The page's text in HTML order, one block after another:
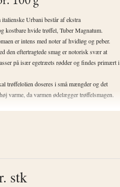
Urbani består af ekstra
kostbare hvide trøffel, Tuber Magnatum.
er intens med noter af hvidløg og peber.
den eftertragtede smag er notorisk svær at
på især egetræets rødder og findes primært i
trøffelolien doseres i små mængder og det
varme, da varmen ødelægger trøffelsmagen.
stk